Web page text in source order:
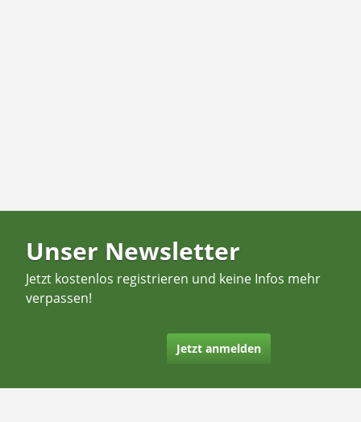
Unser Newsletter
Jetzt kostenlos registrieren und keine Infos mehr
verpassen!
Jetzt anmelden